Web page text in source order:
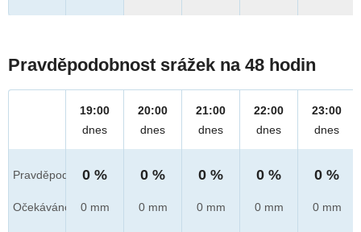
Pravděpodobnost srážek na 48 hodin
Pravděpod.
Očekáváno
19:00
dnes
0 %
0 mm
20:00
dnes
0 %
0 mm
21:00
dnes
0 %
0 mm
22:00
dnes
0 %
0 mm
23:00
dnes
0 %
0 mm